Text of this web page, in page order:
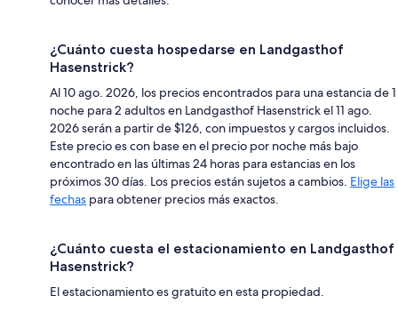
¿Cuánto cuesta hospedarse en Landgasthof
Hasenstrick?
Al 10 ago. 2026, los precios encontrados para una estancia de 1
noche para 2 adultos en Landgasthof Hasenstrick el 11 ago.
2026 serán a partir de $126, con impuestos y cargos incluidos.
Este precio es con base en el precio por noche más bajo
encontrado en las últimas 24 horas para estancias en los
próximos 30 días. Los precios están sujetos a cambios. Elige las
fechas para obtener precios más exactos.
¿Cuánto cuesta el estacionamiento en Landgasthof
Hasenstrick?
El estacionamiento es gratuito en esta propiedad.